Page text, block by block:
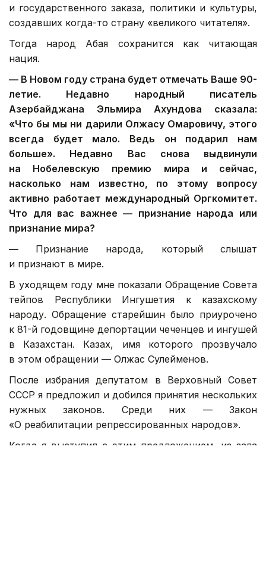
и государственного заказа, политики и культуры,
создавших когда-то страну «великого читателя».
Тогда народ Абая сохранится как читающая
нация.
— В Новом году страна будет отмечать Ваше 90-
летие. Недавно народный писатель
Азербайджана Эльмира Ахундова сказала:
«Что бы мы ни дарили Олжасу Омаровичу, этого
всегда будет мало. Ведь он подарил нам
больше». Недавно Вас снова выдвинули
на Нобелевскую премию мира и сейчас,
насколько нам известно, по этому вопросу
активно работает международный Оргкомитет.
Что для вас важнее — признание народа или
признание мира?
— Признание народа, который слышат
и признают в мире.
В уходящем году мне показали Обращение Совета
тейпов Республики Ингушетия к казахскому
народу. Обращение старейшин было приурочено
к 81-й годовщине депортации чеченцев и ингушей
в Казахстан. Казах, имя которого прозвучало
в этом обращении — Олжас Сулейменов.
После избрания депутатом в Верховный Совет
СССР я предложил и добился принятия нескольких
нужных законов. Среди них — Закон
«О реабилитации репрессированных народов».
Когда я выступил с этим предложением, из зала